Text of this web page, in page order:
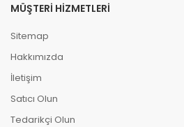
MÜŞTERI HIZMETLERI
Sitemap
Hakkımızda
İletişim
Satıcı Olun
Tedarikçi Olun